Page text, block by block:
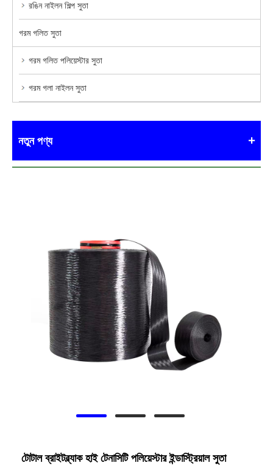
রঙিন নাইলন শিল্প সুতা
গরম গলিত সুতা
গরম গলিত পলিয়েস্টার সুতা
গরম গলা নাইলন সুতা
নতুন পণ্য
টোটাল ব্রাইটব্ল্যাক হাই টেনাসিটি পলিয়েস্টার ইন্ডাস্ট্রিয়াল সুতা